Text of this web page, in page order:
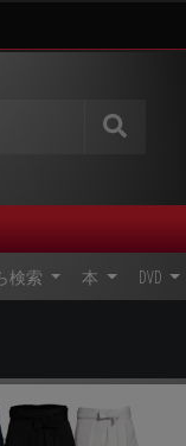
DVD
本
検索